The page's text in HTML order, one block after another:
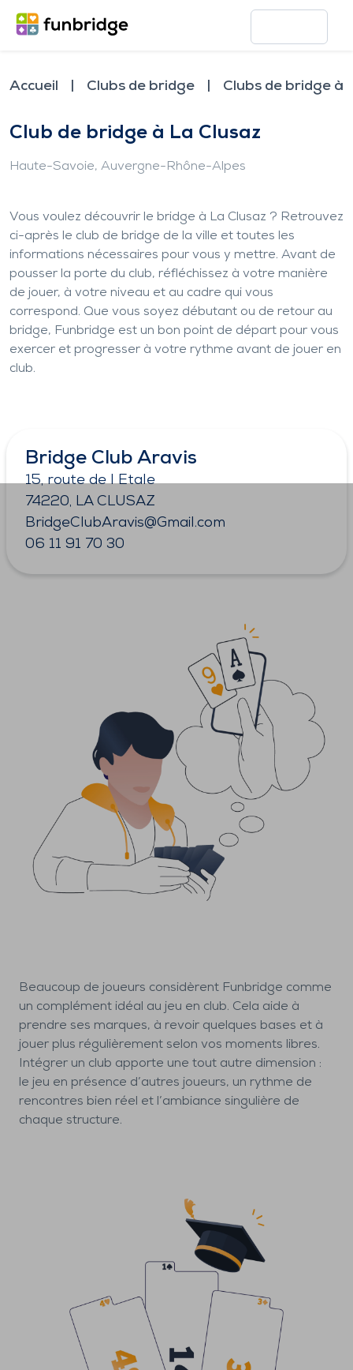
Accueil Clubs de bridge Clubs de bridge à
Club de bridge à La Clusaz
Haute-Savoie, Auvergne-Rhône-Alpes
Vous voulez découvrir le bridge à La Clusaz ? Retrouvez
ci-après le club de bridge de la ville et toutes les
informations nécessaires pour vous y mettre. Avant de
pousser la porte du club, réfléchissez à votre manière
de jouer, à votre niveau et au cadre qui vous
correspond. Que vous soyez débutant ou de retour au
bridge, Funbridge est un bon point de départ pour vous
exercer et progresser à votre rythme avant de jouer en
club.
Bridge Club Aravis
15, route de l Etale
74220, LA CLUSAZ
BridgeClubAravis@Gmail.com
06 11 91 70 30
Beaucoup de joueurs considèrent Funbridge comme
un complément idéal au jeu en club. Cela aide à
prendre ses marques, à revoir quelques bases et à
jouer plus régulièrement selon vos moments libres.
Intégrer un club apporte une tout autre dimension :
le jeu en présence d’autres joueurs, un rythme de
rencontres bien réel et l’ambiance singulière de
chaque structure.